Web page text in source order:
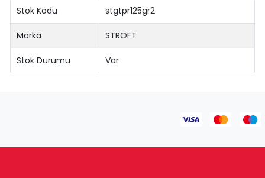
Stok Kodu stgtpr125gr2
Marka STROFT
Stok Durumu Var